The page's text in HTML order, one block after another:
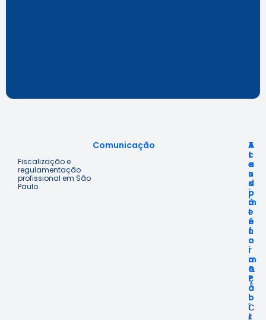
Fiscalização e
regulamentação
profissional em São
Paulo.
Comunicação
A
c
e
s
s
o
à
I
n
f
o
r
m
a
ç
ã
o
C
T
r
a
n
s
p
a
r
ê
n
c
i
a
&
P
o
l
í
t
A
t
e
n
d
i
m
e
n
t
o